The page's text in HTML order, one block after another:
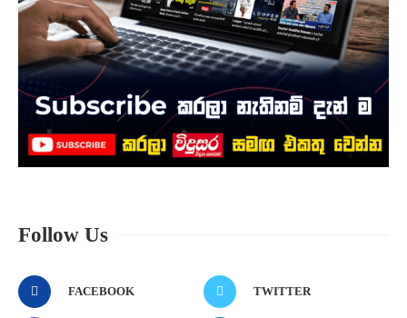
Follow Us
FACEBOOK TWITTER